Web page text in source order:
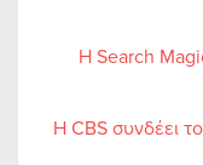
Η Search
Η CBS συνδέει